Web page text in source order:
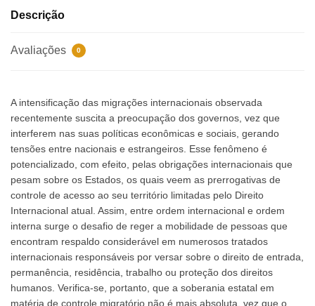
Descrição
Avaliações 0
A intensificação das migrações internacionais observada
recentemente suscita a preocupação dos governos, vez que
interferem nas suas políticas econômicas e sociais, gerando
tensões entre nacionais e estrangeiros. Esse fenômeno é
potencializado, com efeito, pelas obrigações internacionais que
pesam sobre os Estados, os quais veem as prerrogativas de
controle de acesso ao seu território limitadas pelo Direito
Internacional atual. Assim, entre ordem internacional e ordem
interna surge o desafio de reger a mobilidade de pessoas que
encontram respaldo considerável em numerosos tratados
internacionais responsáveis por versar sobre o direito de entrada,
permanência, residência, trabalho ou proteção dos direitos
humanos. Verifica-se, portanto, que a soberania estatal em
matéria de controle migratório não é mais absoluta, vez que o